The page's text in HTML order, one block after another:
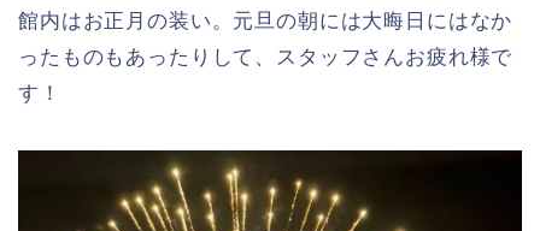
館内はお正月の装い。元旦の朝には大晦日にはなか
ったものもあったりして、スタッフさんお疲れ様で
す！